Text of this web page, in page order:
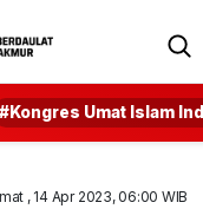
#Kongres Umat Islam
, 14 Apr 2023, 06:00 WIB